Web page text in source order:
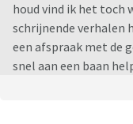
houd vind ik het toch
schrijnende verhalen
een afspraak met de
snel aan een baan